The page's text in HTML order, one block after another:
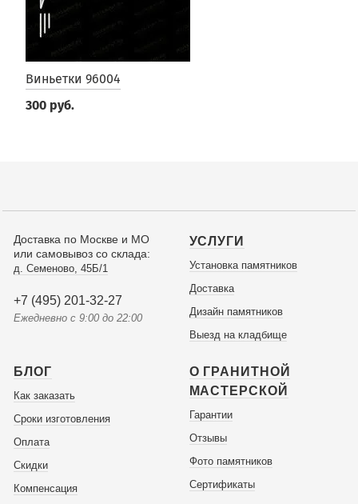
Виньетки 96004
300 руб.
Доставка по Москве и МО
или самовывоз со склада:
д. Семеново, 45Б/1
+7 (495) 201-32-27
Ежедневно с 9:00 до 22:00
УСЛУГИ
Установка памятников
Доставка
Дизайн памятников
Выезд на кладбище
БЛОГ
Как заказать
Сроки изготовления
Оплата
Скидки
Компенсация
О ГРАНИТНОЙ
МАСТЕРСКОЙ
Гарантии
Отзывы
Фото памятников
Сертификаты